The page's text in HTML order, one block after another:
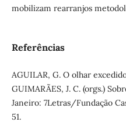
mobilizam rearranjos
Referências
AGUILAR, G. O olhar
GUIMARÃES, J. C. (orgs.)
Janeiro: 7Letras/Fundação
51.